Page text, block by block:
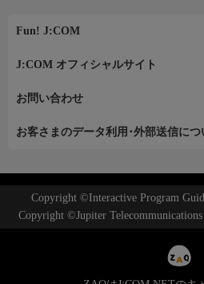
Fun! J:COM
J:COM オフィシャルサイト
お問い合わせ
お客さまのデータ利用･外部送信につ
Copyright ©Interactive Program
Copyright ©Jupiter